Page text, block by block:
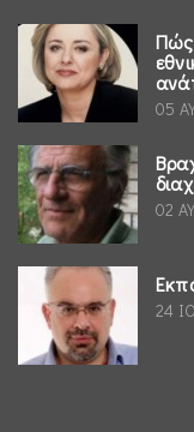
Πώς
05
02
24